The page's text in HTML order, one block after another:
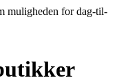
muligheden for dag-til-